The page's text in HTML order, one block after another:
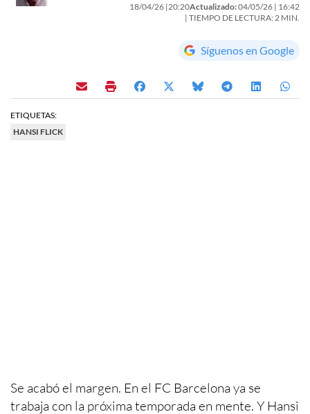
18/04/26 |20:20Actualizado:04/05/26 | 16:42
| TIEMPO DE LECTURA: 2 MIN.
Síguenos en Google
ETIQUETAS:
HANSI FLICK
Se acabó el margen. En el FC Barcelona ya se
trabaja con la próxima temporada en mente. Y Hansi